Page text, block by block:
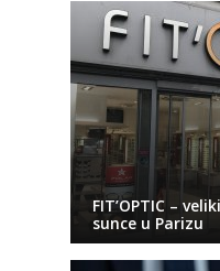
FIT’OPTIC –
sunce u Parizu